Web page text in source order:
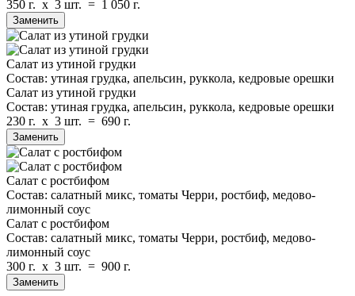
350 г. x 3 шт. = 1 050 г.
Заменить
Салат из утиной грудки
Состав: утиная грудка, апельсин, руккола, кедровые орешки
Салат из утиной грудки
Состав: утиная грудка, апельсин, руккола, кедровые орешки
230 г. x 3 шт. = 690 г.
Заменить
Салат с ростбифом
Состав: салатный микс, томаты Черри, ростбиф, медово-
лимонный соус
Салат с ростбифом
Состав: салатный микс, томаты Черри, ростбиф, медово-
лимонный соус
300 г. x 3 шт. = 900 г.
Заменить